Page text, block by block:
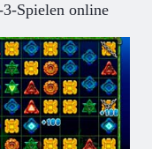
Spielen online